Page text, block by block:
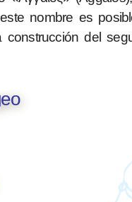
nombre es
del